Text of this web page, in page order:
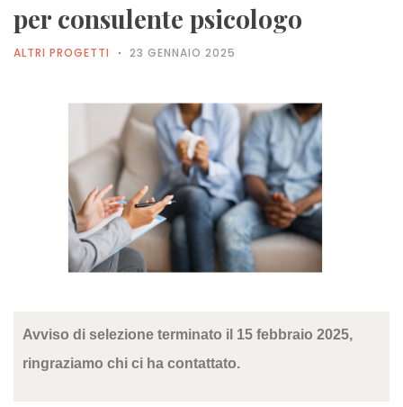
per consulente psicologo
ALTRI PROGETTI 23 GENNAIO 2025
Avviso di selezione terminato il 15 febbraio 2025,
ringraziamo chi ci ha contattato.